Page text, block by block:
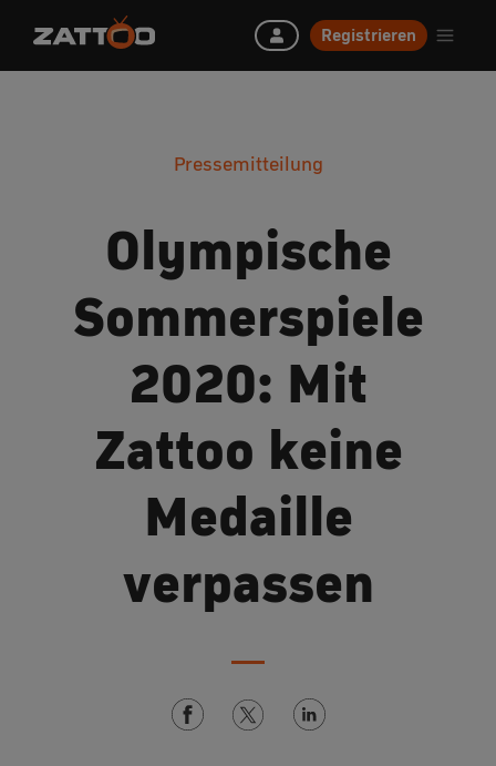
Registrieren
Pressemitteilung
Olympische
Sommerspiele
2020: Mit
Zattoo keine
Medaille
verpassen